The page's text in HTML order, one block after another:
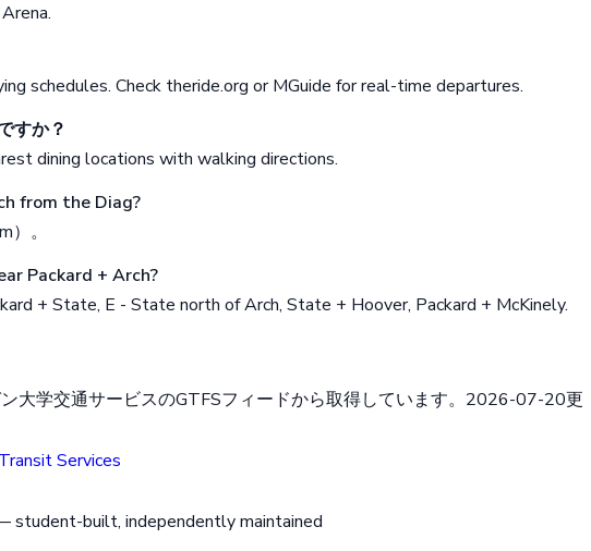
schedules. Check theride.org or MGuide for real-time departures.
すか？
dining locations with walking directions.
from the Diag?
。
Packard + Arch?
+ State, E - State north of Arch, State + Hoover, Packard + McKinely.
大学交通サービスのGTFSフィードから取得しています。2026-07-20更
Services
student-built, independently maintained